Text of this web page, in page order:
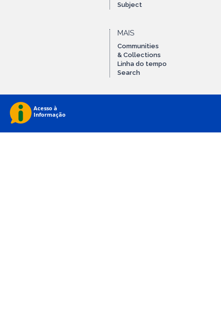
Subject
MAIS
Communities
& Collections
Linha do tempo
Search